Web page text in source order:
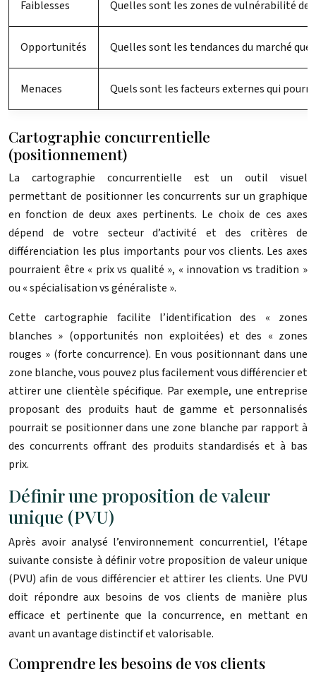
Faiblesses Quelles sont les zones de vulnérabilité de
Opportunités Quelles sont les tendances du marché
Menaces Quels sont les facteurs externes qui
Cartographie concurrentielle
(positionnement)
La cartographie concurrentielle est un outil visuel
permettant de positionner les concurrents sur un graphique
en fonction de deux axes pertinents. Le choix de ces axes
dépend de votre secteur d’activité et des critères de
différenciation les plus importants pour vos clients. Les axes
pourraient être « prix vs qualité », « innovation vs tradition »
ou « spécialisation vs généraliste ».
Cette cartographie facilite l’identification des « zones
blanches » (opportunités non exploitées) et des « zones
rouges » (forte concurrence). En vous positionnant dans une
zone blanche, vous pouvez plus facilement vous différencier et
attirer une clientèle spécifique. Par exemple, une entreprise
proposant des produits haut de gamme et personnalisés
pourrait se positionner dans une zone blanche par rapport à
des concurrents offrant des produits standardisés et à bas
prix.
Définir une proposition de valeur
unique (PVU)
Après avoir analysé l’environnement concurrentiel, l’étape
suivante consiste à définir votre proposition de valeur unique
(PVU) afin de vous différencier et attirer les clients. Une PVU
doit répondre aux besoins de vos clients de manière plus
efficace et pertinente que la concurrence, en mettant en
avant un avantage distinctif et valorisable.
Comprendre les besoins de vos clients